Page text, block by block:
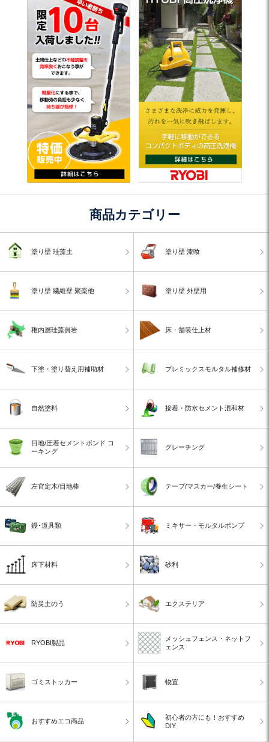
商品カテゴリー
塗り壁 珪藻土 塗り壁 漆喰
塗り壁 繊維壁 聚楽他 塗り壁 外壁用
稚内層珪藻頁岩 床・舗装仕上材
下塗・塗り替え用補助材 プレミックスモルタル補修材
自然塗料 接着・防水セメント混和材
目地/圧着セメントボンド コ
ーキング
グレーチング
左官定木/目地棒 テープ/マスカー/養生シート
鏝･道具類 ミキサー・モルタルポンプ
床下材料 砂利
防災土のう エクステリア
RYOBI製品
メッシュフェンス・ネットフ
ェンス
ゴミストッカー 物置
おすすめエコ商品
初心者の方にも！おすすめ
DIY